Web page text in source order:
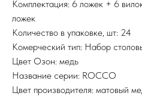
Комплектация: 6 ложек + 6
ложек
Количество в упаковке, шт: 24
Комерческий тип: Набор
Цвет Озон: медь
Название серии: ROCCO
Цвет производителя: матовый